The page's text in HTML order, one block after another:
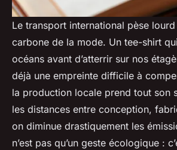
Le transport international pèse
carbone de la mode. Un tee-shirt
océans avant d’atterrir sur nos
déjà une empreinte difficile à
la production locale prend tout son
les distances entre conception,
on diminue drastiquement les
n’est pas qu’un geste écologique :